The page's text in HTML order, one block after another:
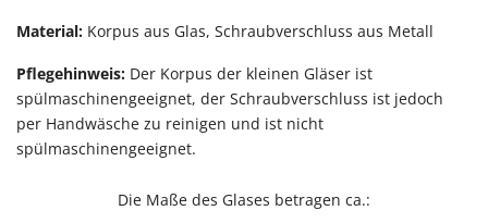
Material: Korpus aus Glas, Schraubverschluss aus Metall
Pflegehinweis: Der Korpus der kleinen Gläser ist
spülmaschinengeeignet, der Schraubverschluss ist jedoch
per Handwäsche zu reinigen und ist nicht
spülmaschinengeeignet.
Die Maße des Glases betragen ca.: